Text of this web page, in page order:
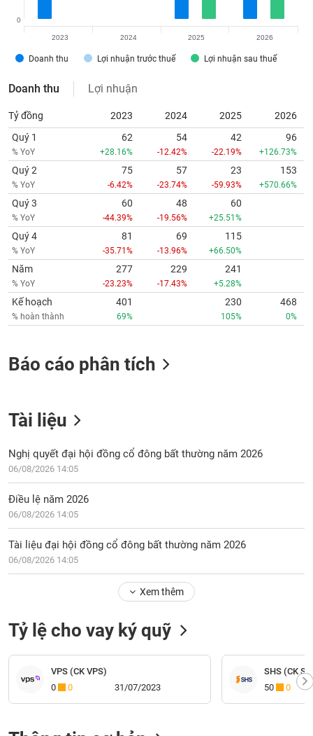
Doanh thu Lợi nhuận trước thuế Lợi nhuận sau thuế
0
2023 2024 2025 2026
Doanh thu Lợi nhuận
Tỷ đồng 2023 2024 2025
2026
Quý 1
% YoY
62
+28.16%
54
-12.42%
42
-22.19%
96
+126.73%
Quý 2
% YoY
75
-6.42%
57
-23.74%
23
-59.93%
153
+570.66%
Quý 3
% YoY
60
-44.39%
48
-19.56%
60
+25.51%
Quý 4
% YoY
81
-35.71%
69
-13.96%
115
+66.50%
Năm
% YoY
277
-23.23%
229
-17.43%
241
+5.28%
Kế hoạch
% hoàn thành
401
69%
230
105%
468
0%
Báo cáo phân tích
Tài liệu
Nghị quyết đại hội đồng cổ đông bất thường năm 2026
06/08/2026 14:05
Điều lệ năm 2026
06/08/2026 14:05
Tài liệu đại hội đồng cổ đông bất thường năm 2026
06/08/2026 14:05
Xem thêm
Tỷ lệ cho vay ký quỹ
VPS (CK VPS)
0
0 31/07/2023
SHS (CK
50
0